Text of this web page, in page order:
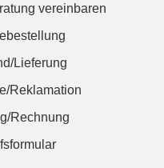
vereinbaren
Lieferung
Reklamation
Rechnung